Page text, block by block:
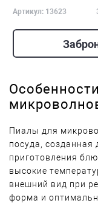
Артикул: 13623
Пиалы для
посуда, созданная
приготовления
высокие
внешний вид при
форма и